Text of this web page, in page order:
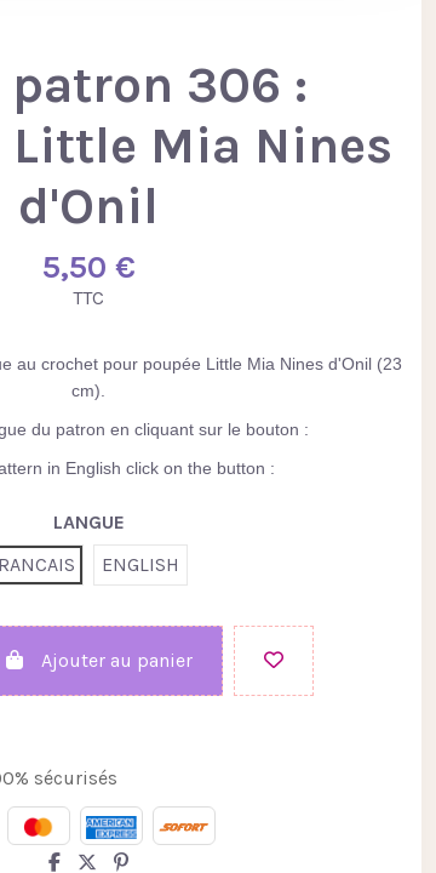
patron 306 :
Little Mia Nines
d'Onil
5,50 €
TTC
au crochet pour poupée Little Mia Nines d'Onil (23
cm).
du patron en cliquant sur le bouton :
in English click on the button :
LANGUE
ENGLISH
Ajouter au panier
sécurisés